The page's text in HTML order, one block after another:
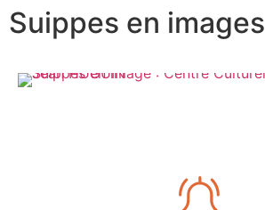
Suippes en images